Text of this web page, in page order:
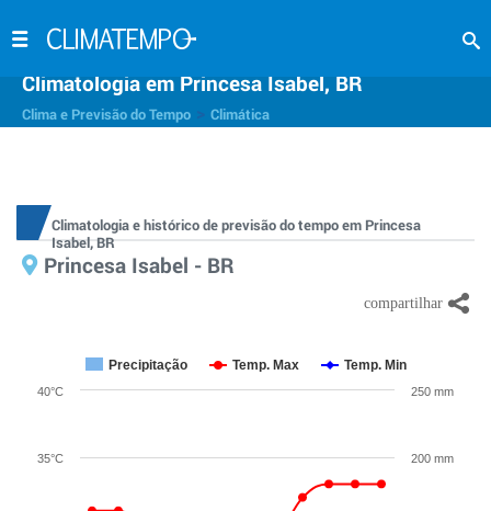
Climatologia em Princesa Isabel, BR
Clima e Previsão do Tempo Climática
Climatologia e histórico de previsão do tempo em Princesa
Isabel, BR
Princesa Isabel - BR
Precipitação Temp. Max Temp. Min
35°C
40°C
200 mm
250 mm